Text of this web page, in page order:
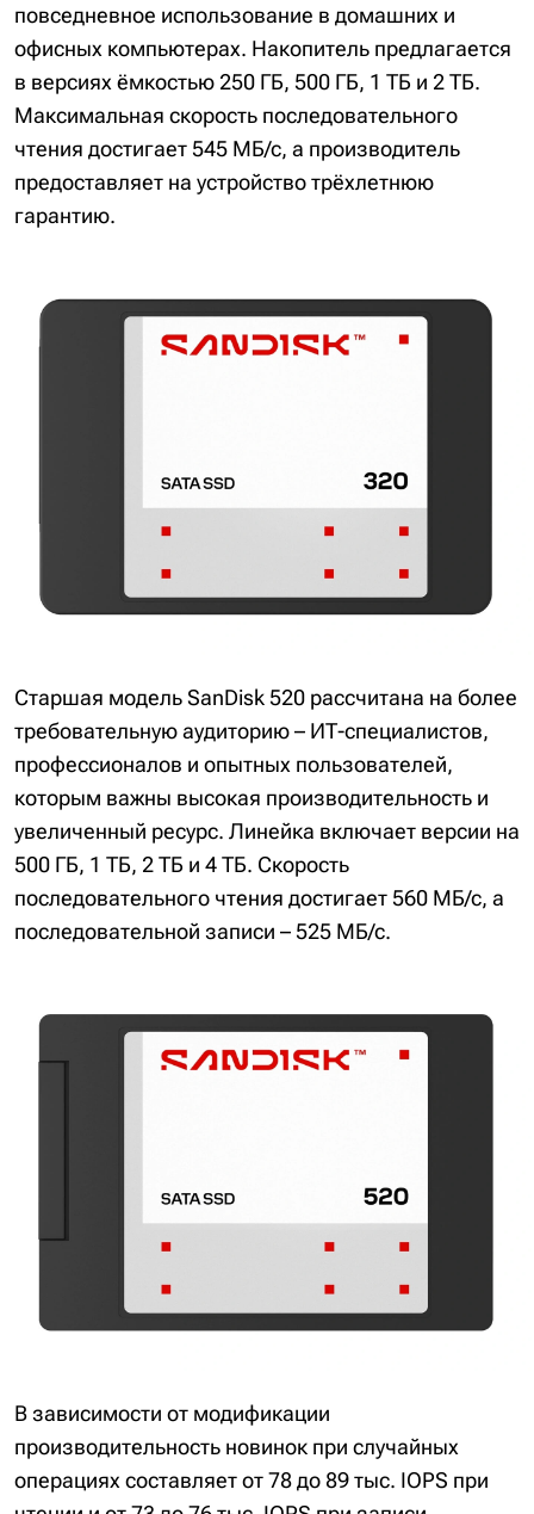
повседневное использование в домашних и
офисных компьютерах. Накопитель предлагается
в версиях ёмкостью 250 ГБ, 500 ГБ, 1 ТБ и 2 ТБ.
Максимальная скорость последовательного
чтения достигает 545 МБ/с, а производитель
предоставляет на устройство трёхлетнюю
гарантию.
Старшая модель SanDisk 520 рассчитана на более
требовательную аудиторию – ИТ-специалистов,
профессионалов и опытных пользователей,
которым важны высокая производительность и
увеличенный ресурс. Линейка включает версии на
500 ГБ, 1 ТБ, 2 ТБ и 4 ТБ. Скорость
последовательного чтения достигает 560 МБ/с, а
последовательной записи – 525 МБ/с.
В зависимости от модификации
производительность новинок при случайных
операциях составляет от 78 до 89 тыс. IOPS при